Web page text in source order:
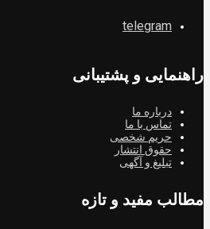
telegram
راهنمایی و پشتیبانی
درباره ما
تماس با ما
حریم شخصی
حقوق انتشار
تبلیغ و آگهی
مطالب مفید و تازه